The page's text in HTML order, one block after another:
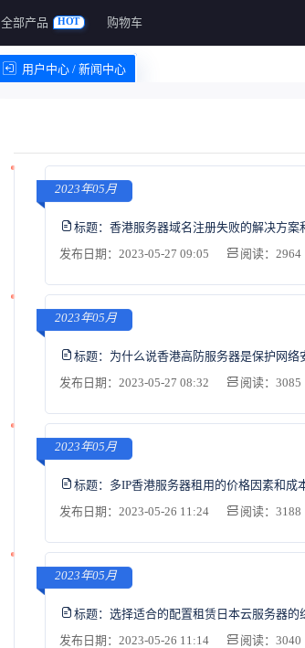
全部产品 HOT 购物车
用户中心 / 新闻中心
2023年05月
标题： 香港服务器域名注册失败的解决方案
发布日期：2023-05-27 09:05
阅读：2964
2023年05月
标题： 为什么说香港高防服务器是保护网络
发布日期：2023-05-27 08:32
阅读：3085
2023年05月
标题： 多IP香港服务器租用的价格因素和成
发布日期：2023-05-26 11:24
阅读：3188
2023年05月
标题： 选择适合的配置租赁日本云服务器的
发布日期：2023-05-26 11:14
阅读：3040